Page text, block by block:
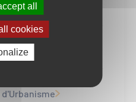
de levage
all
cookies